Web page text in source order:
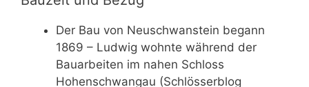
Der Bau von Neuschwanstein begann
1869 – Ludwig wohnte während der
Bauarbeiten im nahen Schloss
Hohenschwangau (Schlösserblog